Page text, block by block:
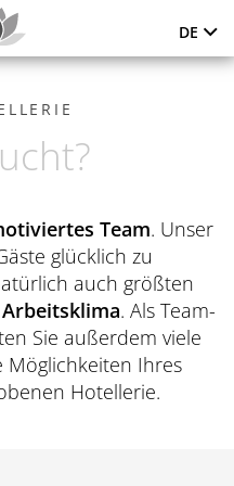
DE
Team. Unser
glücklich zu
auch größten
. Als Team-
Sie außerdem viele
Möglichkeiten Ihres
Hotellerie.